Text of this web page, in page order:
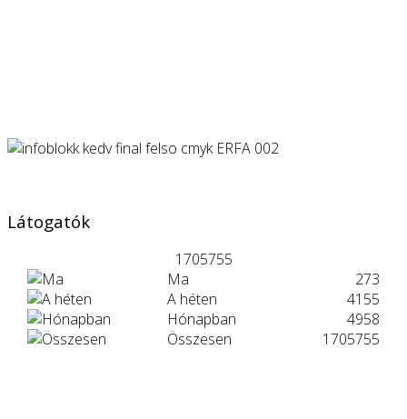
Látogatók
1705755
Ma
273
A héten
4155
Hónapban
4958
Összesen
1705755